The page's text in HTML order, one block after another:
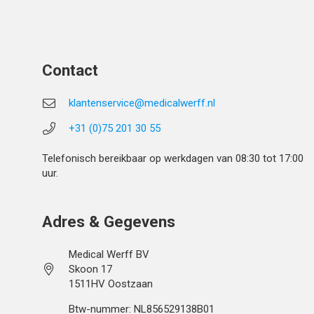
Contact
klantenservice@medicalwerff.nl
+31 (0)75 201 30 55
Telefonisch bereikbaar op werkdagen van 08:30 tot 17:00
uur.
Adres & Gegevens
Medical Werff BV
Skoon 17
1511HV Oostzaan
Btw-nummer: NL856529138B01